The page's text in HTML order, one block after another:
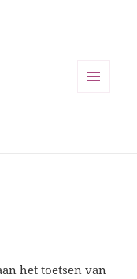
het toetsen van